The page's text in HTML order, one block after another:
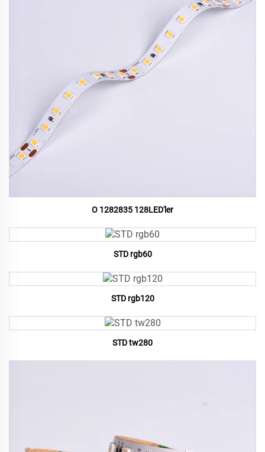
O 1282835 128LED'ler
STD rgb60
STD rgb120
STD tw280